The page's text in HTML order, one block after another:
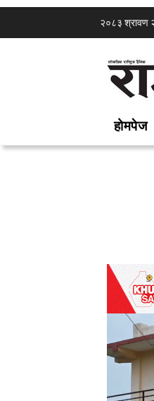
२०८३ श्रावण
होमपेज